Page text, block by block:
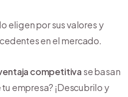
eligen por sus valores y
en el mercado.
competitiva se basan
empresa? ¡Descubrilo y